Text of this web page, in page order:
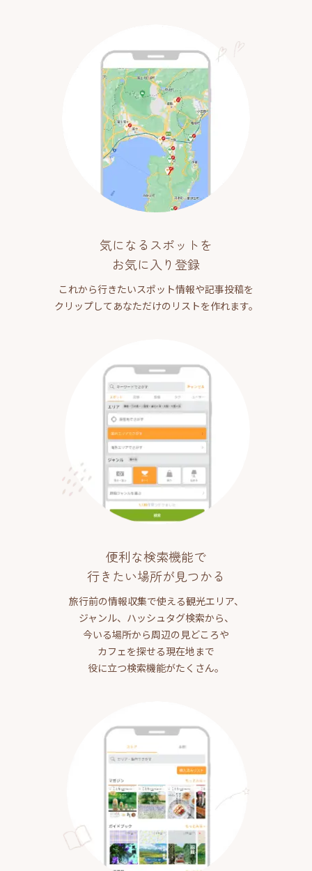
気になるスポットを
お気に入り登録
これから行きたいスポット情報や記事投稿を
クリップしてあなただけのリストを作れます。
便利な検索機能で
行きたい場所が見つかる
旅行前の情報収集で使える観光エリア、
ジャンル、ハッシュタグ検索から、
今いる場所から周辺の見どころや
カフェを探せる現在地まで
役に立つ検索機能がたくさん。